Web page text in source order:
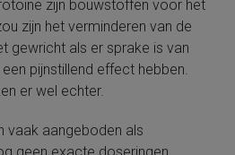
zijn bouwstoffen voor het
zijn het verminderen van de
gewricht als er sprake is van
pijnstillend effect hebben.
er wel echter.
vaak aangeboden als